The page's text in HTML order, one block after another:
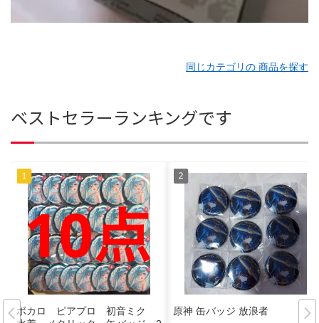
同じカテゴリの 商品を探す
ベストセラーランキングです
ボカロ ピアプロ 初音ミク
原神 缶バッジ 放浪者